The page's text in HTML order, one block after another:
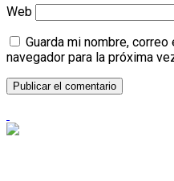
Web
Guarda mi nombre,
navegador para la próxima